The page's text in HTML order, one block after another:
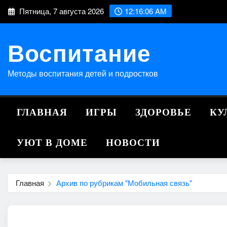
ПерейтиПятница, 7 августа 2026 12:16:06 AM
Воспитание
Методы воспитания детей и подростков
ГЛАВНАЯ ИГРЫ ЗДОРОВЬЕ
УЮТ В ДОМЕ НОВОСТИ
Главная Архив по рубрикам "Мобильная связь"